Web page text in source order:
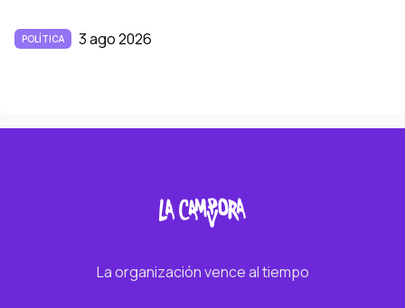
POLÍTICA 3 ago 2026
La organización vence al tiempo